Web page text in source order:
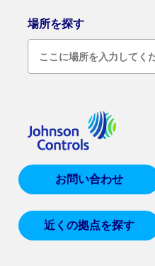
場所を探す
お問い合わせ
近くの拠点を探す